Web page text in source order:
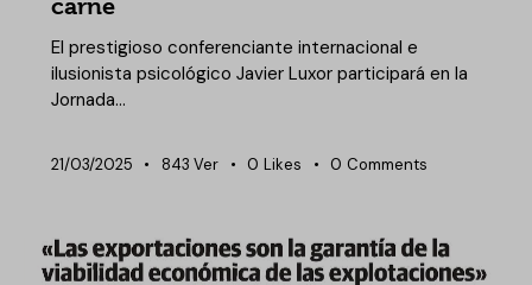
carne
El prestigioso conferenciante internacional e
ilusionista psicológico Javier Luxor participará en la
Jornada…
21/03/2025 843 Ver 0 Likes 0 Comments